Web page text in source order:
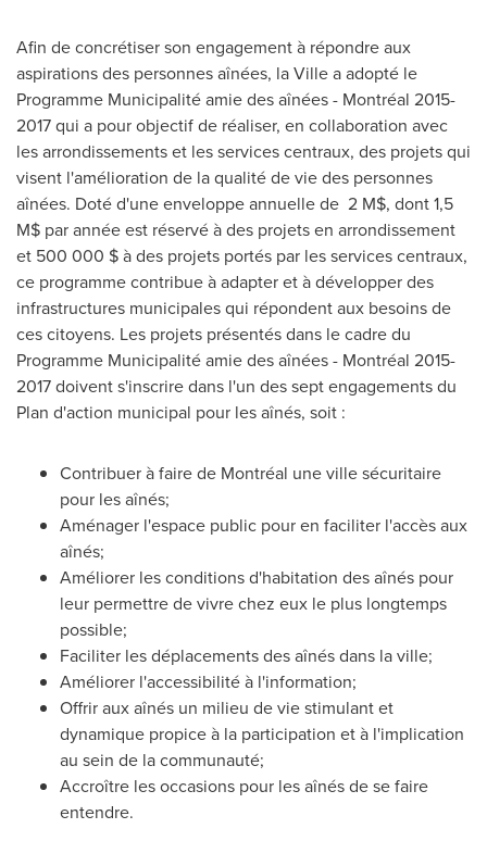
Afin de concrétiser son engagement à répondre aux
aspirations des personnes aînées, la Ville a adopté le
Programme Municipalité amie des aînées - Montréal 2015-
2017 qui a pour objectif de réaliser, en collaboration avec
les arrondissements et les services centraux, des projets qui
visent l'amélioration de la qualité de vie des personnes
aînées. Doté d'une enveloppe annuelle de 2 M$, dont 1,5
M$ par année est réservé à des projets en arrondissement
et 500 000 $ à des projets portés par les services centraux,
ce programme contribue à adapter et à développer des
infrastructures municipales qui répondent aux besoins de
ces citoyens. Les projets présentés dans le cadre du
Programme Municipalité amie des aînées - Montréal 2015-
2017 doivent s'inscrire dans l'un des sept engagements du
Plan d'action municipal pour les aînés, soit :
Contribuer à faire de Montréal une ville sécuritaire
pour les aînés;
Aménager l'espace public pour en faciliter l'accès aux
aînés;
Améliorer les conditions d'habitation des aînés pour
leur permettre de vivre chez eux le plus longtemps
possible;
Faciliter les déplacements des aînés dans la ville;
Améliorer l'accessibilité à l'information;
Offrir aux aînés un milieu de vie stimulant et
dynamique propice à la participation et à l'implication
au sein de la communauté;
Accroître les occasions pour les aînés de se faire
entendre.